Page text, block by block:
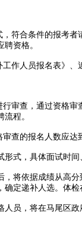
合条件的报考者
资格。
人员报名表》、近
查，通过资格审
程。
的报名人数应达
，具体面试时间
依据成绩从高分
定递补人选。体检
，将在马尾区政